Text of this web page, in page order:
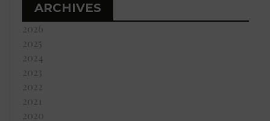
ARCHIVES
2026
2025
2024
2023
2022
2021
2020